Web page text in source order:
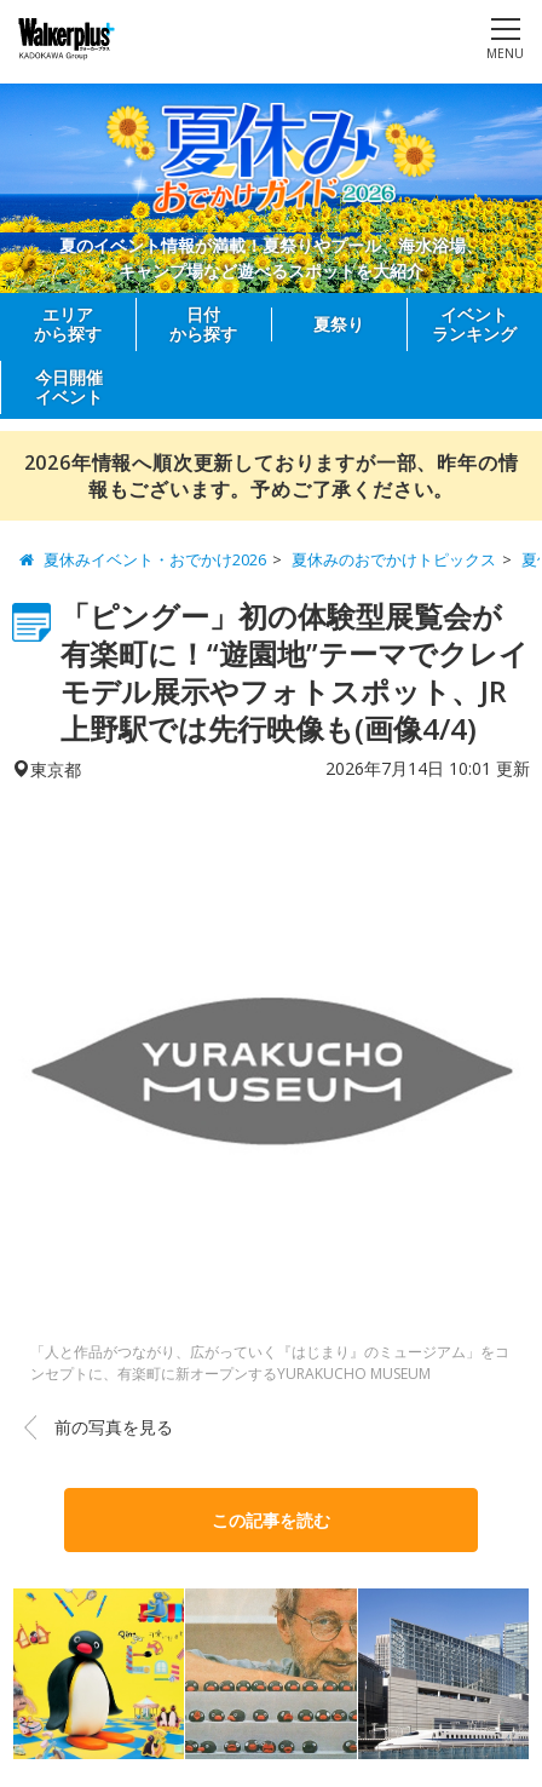
MENU
夏のイベント情報が満載！夏祭りやプール、海水浴場、
キャンプ場など遊べるスポットを大紹介
エリア
から探す
日付
から探す
夏祭り
イベント
ランキング
今日開催
イベント
2026年情報へ順次更新しておりますが一部、昨年の情
報もございます。予めご了承ください。
夏休みイベント・おでかけ2026 夏休みのおでかけトピックス 夏
「ピングー」初の体験型展覧会が
有楽町に！“遊園地”テーマでクレイ
モデル展示やフォトスポット、JR
上野駅では先行映像も(画像4/4)
東京都 2026年7月14日 10:01 更新
「人と作品がつながり、広がっていく『はじまり』のミュージアム」をコ
ンセプトに、有楽町に新オープンするYURAKUCHO MUSEUM
前の写真を見る
この記事を読む